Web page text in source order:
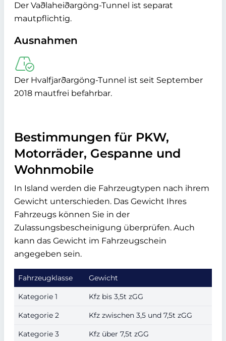
Der Vaðlaheiðargöng-Tunnel ist separat
mautpflichtig.
Ausnahmen
Der Hvalfjarðargöng-Tunnel ist seit September
2018 mautfrei befahrbar.
Bestimmungen für PKW,
Motorräder, Gespanne und
Wohnmobile
In Island werden die Fahrzeugtypen nach ihrem
Gewicht unterschieden. Das Gewicht Ihres
Fahrzeugs können Sie in der
Zulassungsbescheinigung überprüfen. Auch
kann das Gewicht im Fahrzeugschein
angegeben sein.
Fahrzeugklasse Gewicht
Kategorie 1 Kfz bis 3,5t zGG
Kategorie 2 Kfz zwischen 3,5 und 7,5t zGG
Kategorie 3 Kfz über 7,5t zGG